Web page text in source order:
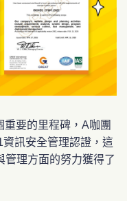
要的里程碑， A咖團
訊安全管理認證，這
管理方面的努力獲得了